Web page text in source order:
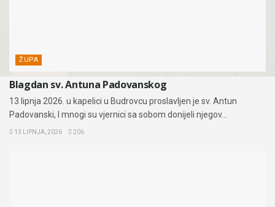
ŽUPA
Blagdan sv. Antuna Padovanskog
13 lipnja 2026. u kapelici u Budrovcu proslavljen je sv. Antun
Padovanski, I mnogi su vjernici sa sobom donijeli njegov...
13 LIPNJA, 2026 206